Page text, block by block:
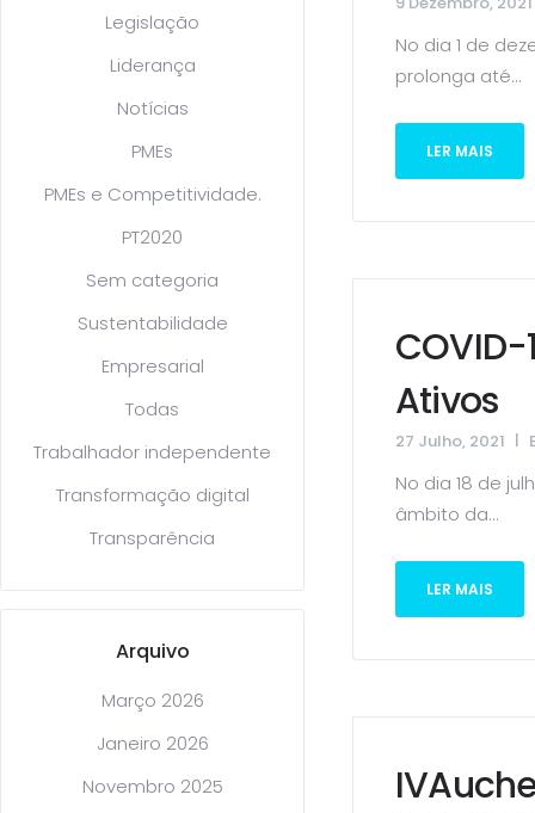
Legislação
Liderança
Notícias
PMEs
PMEs e Competitividade.
PT2020
Sem categoria
Sustentabilidade
Empresarial
Todas
Trabalhador independente
Transformação digital
Transparência
Arquivo
Março 2026
Janeiro 2026
Novembro 2025
No dia 1 de
prolonga até...
LER MAIS
Ativos
27 Julho, 2021
No dia 18 de
âmbito da...
LER MAIS